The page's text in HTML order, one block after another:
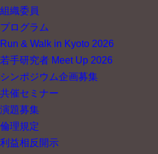
組織委員
プログラム
Run & Walk in Kyoto 2026
若手研究者 Meet Up 2026
シンポジウム企画募集
共催セミナー
演題募集
倫理規定
利益相反開示